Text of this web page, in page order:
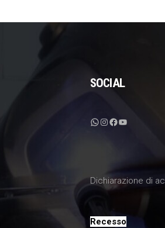
SOCIAL
WhatsApp
Instagram
Facebook
YouTube
Dichiarazione di
Recesso